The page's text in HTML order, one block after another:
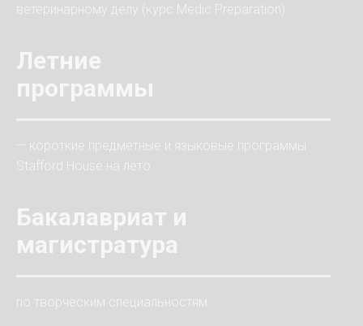
ветеринарному делу (курс Medic Preparation)
Летние
программы
— короткие предметные и языковые программы
Stafford House на лето
Бакалавриат и
магистратура
по творческим специальностям